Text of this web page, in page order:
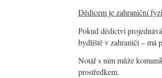
Dědicem je zahraniční
Pokud dědictví
bydliště v zahraničí – má
Notář s ním může
prostředkem.